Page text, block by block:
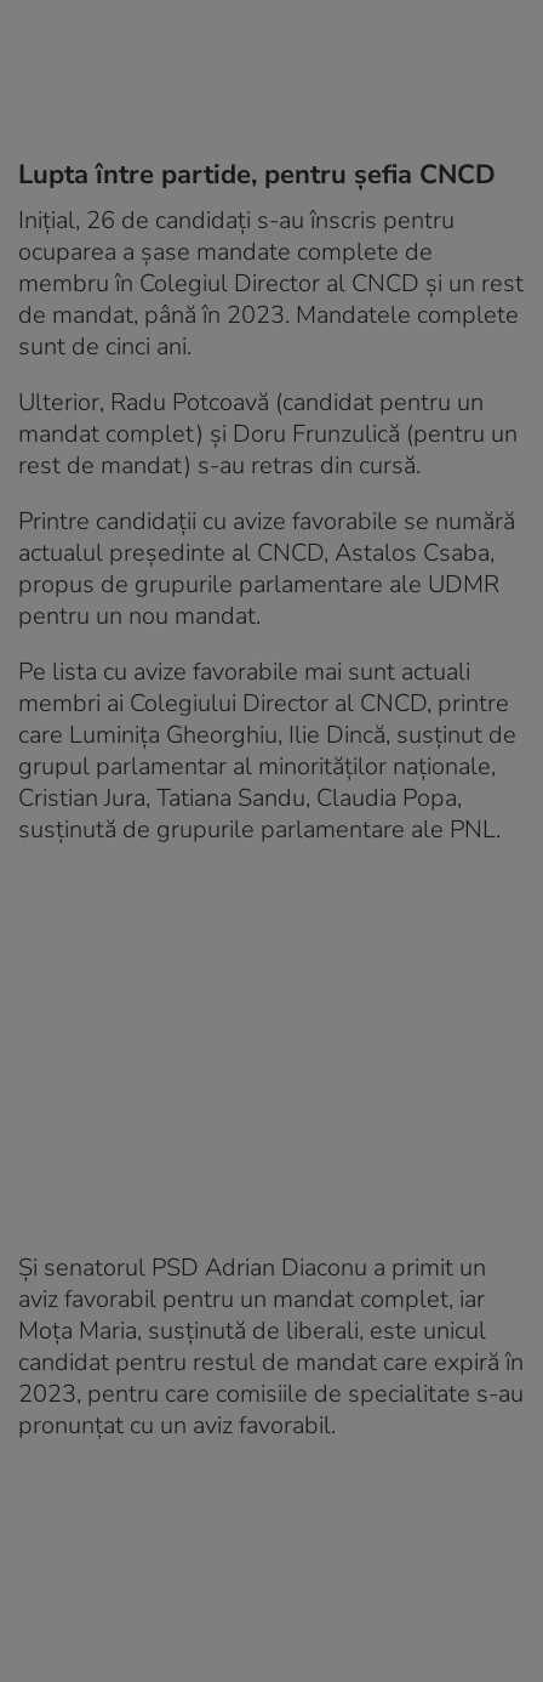
Lupta între partide, pentru şefia CNCD
Iniţial, 26 de candidaţi s-au înscris pentru
ocuparea a şase mandate complete de
membru în Colegiul Director al CNCD şi un rest
de mandat, până în 2023. Mandatele complete
sunt de cinci ani.
Ulterior, Radu Potcoavă (candidat pentru un
mandat complet) şi Doru Frunzulică (pentru un
rest de mandat) s-au retras din cursă.
Printre candidaţii cu avize favorabile se numără
actualul preşedinte al CNCD, Astalos Csaba,
propus de grupurile parlamentare ale UDMR
pentru un nou mandat.
Pe lista cu avize favorabile mai sunt actuali
membri ai Colegiului Director al CNCD, printre
care Luminiţa Gheorghiu, Ilie Dincă, susţinut de
grupul parlamentar al minorităţilor naţionale,
Cristian Jura, Tatiana Sandu, Claudia Popa,
susţinută de grupurile parlamentare ale PNL.
Şi senatorul PSD Adrian Diaconu a primit un
aviz favorabil pentru un mandat complet, iar
Moţa Maria, susţinută de liberali, este unicul
candidat pentru restul de mandat care expiră în
2023, pentru care comisiile de specialitate s-au
pronunţat cu un aviz favorabil.